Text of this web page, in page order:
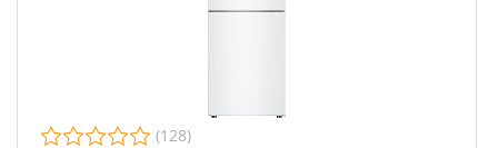
(128)